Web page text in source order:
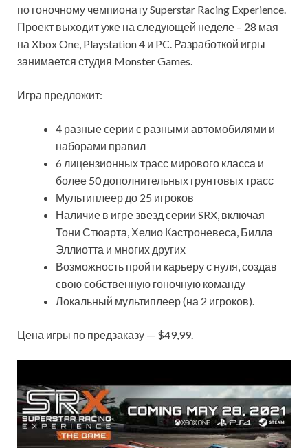
по гоночному чемпионату Superstar Racing Experience.
Проект выходит уже на следующей неделе – 28 мая
на Xbox One, Playstation 4 и PC. Разработкой игры
занимается студия Monster Games.
Игра предложит:
4 разные серии с разными автомобилями и
наборами правил
6 лицензионных трасс мирового класса и
более 50 дополнительных грунтовых трасс
Мультиплеер до 25 игроков
Наличие в игре звезд серии SRX, включая
Тони Стюарта, Хелио Кастроневеса, Билла
Эллиотта и многих других
Возможность пройти карьеру с нуля, создав
свою собственную гоночную команду
Локальный мультиплеер (на 2 игроков).
Цена игры по предзаказу — $49,99.